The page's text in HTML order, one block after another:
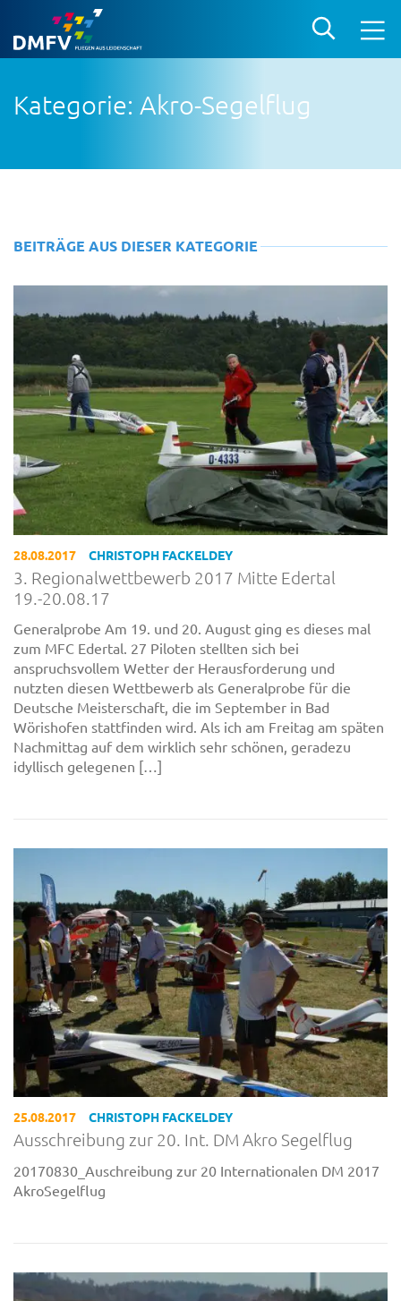
Kategorie: Akro-Segelflug
BEITRÄGE AUS DIESER KATEGORIE
28.08.2017 CHRISTOPH FACKELDEY
3. Regionalwettbewerb 2017 Mitte Edertal
19.-20.08.17
Generalprobe Am 19. und 20. August ging es dieses mal
zum MFC Edertal. 27 Piloten stellten sich bei
anspruchsvollem Wetter der Herausforderung und
nutzten diesen Wettbewerb als Generalprobe für die
Deutsche Meisterschaft, die im September in Bad
Wörishofen stattfinden wird. Als ich am Freitag am späten
Nachmittag auf dem wirklich sehr schönen, geradezu
idyllisch gelegenen […]
25.08.2017 CHRISTOPH FACKELDEY
Ausschreibung zur 20. Int. DM Akro Segelflug
20170830_Auschreibung zur 20 Internationalen DM 2017
AkroSegelflug